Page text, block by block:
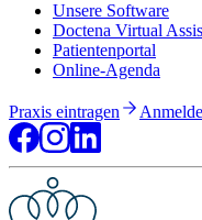
Unsere Software
Doctena Virtual
Patientenportal
Online-Agenda
Praxis eintragen